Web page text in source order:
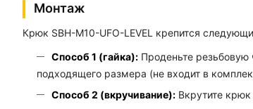
Монтаж
Крюк SBH-M10-UFO-LEVEL крепится
Способ 1 (гайка): Проденьте резьбовую
подходящего размера (не входит в
Способ 2 (вкручивание): Вкрутите